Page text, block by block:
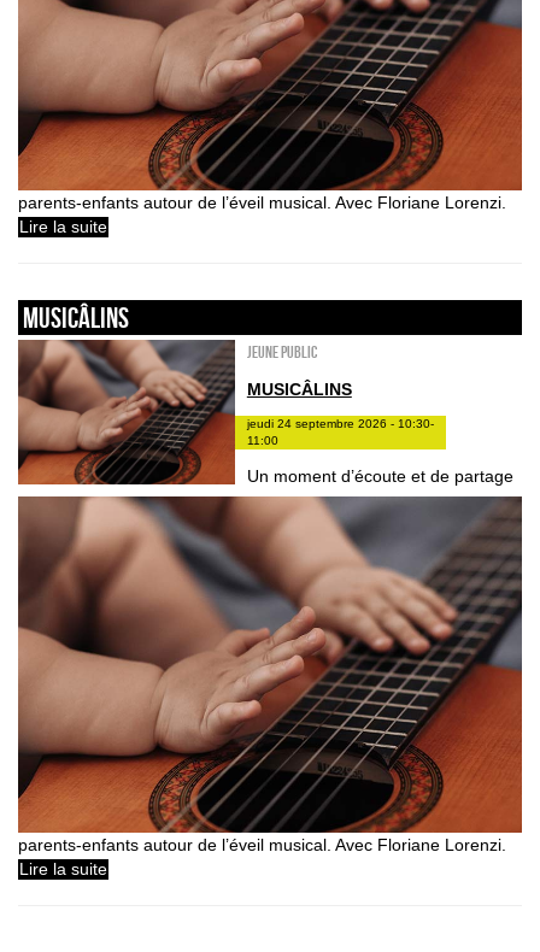
parents-enfants autour de l’éveil musical. Avec Floriane Lorenzi.
Lire la suite
Musicâlins
Jeune public
MUSICÂLINS
jeudi 24 septembre 2026 - 10:30-
11:00
Un moment d’écoute et de partage
parents-enfants autour de l’éveil musical. Avec Floriane Lorenzi.
Lire la suite